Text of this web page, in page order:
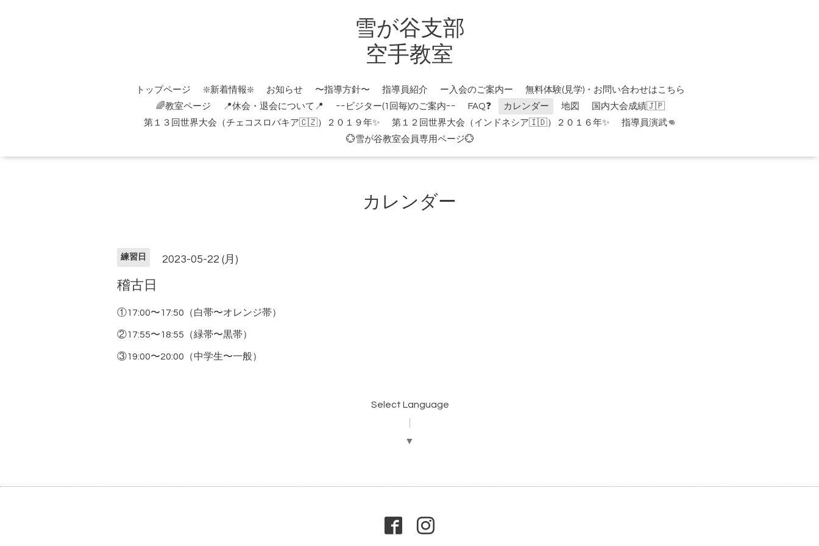
雪が谷支部
空手教室
トップページ ❇️新着情報❇️ お知らせ 〜指導方針〜 指導員紹介 ー入会のご案内ー
無料体験(見学)・お問い合わせはこちら
🌈教室ページ
📍休会・退会について📍 ｰｰビジター(1回毎)のご案内ｰｰ FAQ❓ カレンダー 地図
国内大会成績🇯🇵
第１３回世界大会（チェコスロバキア🇨🇿）２０１９年✨
第１２回世界大会（インドネシア🇮🇩）２０１６年✨
指導員演武👊
💮雪が谷教室会員専用ページ💮
カレンダー
練習日 2023-05-22 (月)
稽古日
①17:00〜17:50（白帯〜オレンジ帯）
②17:55〜18:55（緑帯〜黒帯）
③19:00〜20:00（中学生〜一般）
Select Language
▼